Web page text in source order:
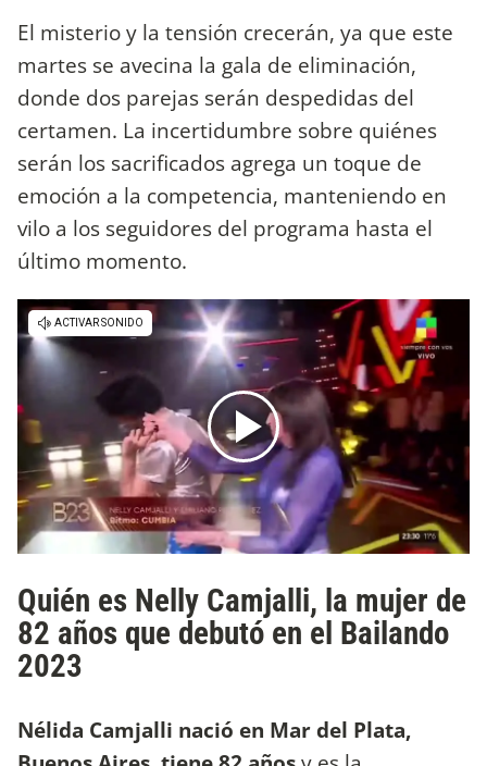
El misterio y la tensión crecerán, ya que este
martes se avecina la gala de eliminación,
donde dos parejas serán despedidas del
certamen. La incertidumbre sobre quiénes
serán los sacrificados agrega un toque de
emoción a la competencia, manteniendo en
vilo a los seguidores del programa hasta el
último momento.
Quién es Nelly Camjalli, la mujer de
82 años que debutó en el Bailando
2023
Nélida Camjalli nació en Mar del Plata,